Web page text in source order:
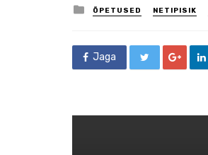
Posted
in
ÕPETUSED NETIPISIK
Jaga